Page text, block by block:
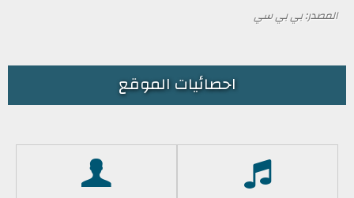
المصدر: بي بي سي
احصائيات الموقع